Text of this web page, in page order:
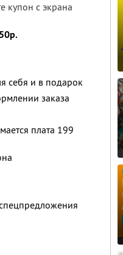
купон с экрана
себя и в подарок
заказа
плата 199